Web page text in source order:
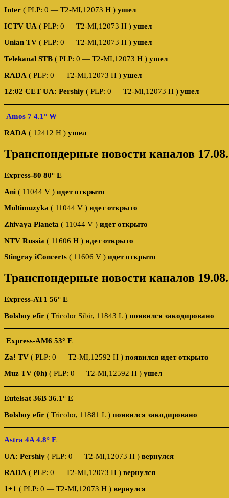
Inter ( PLP: 0 — T2-MI,12073 H ) ушел
ICTV UA ( PLP: 0 — T2-MI,12073 H ) ушел
Unian TV ( PLP: 0 — T2-MI,12073 H ) ушел
Telekanal STB ( PLP: 0 — T2-MI,12073 H ) ушел
RADA ( PLP: 0 — T2-MI,12073 H ) ушел
12:02 CET UA: Pershiy ( PLP: 0 — T2-MI,12073 H ) ушел
Amos 7 4.1° W
RADA ( 12412 Н ) ушел
Транспондерные новости каналов
Express-80 80° E
Ani ( 11044 V ) идет открыто
Multimuzyka ( 11044 V ) идет открыто
Zhivaya Planeta ( 11044 V ) идет открыто
NTV Russia ( 11606 Н ) идет открыто
Stingray iConcerts ( 11606 V ) идет открыто
Транспондерные новости каналов
Express-AT1 56° E
Bolshoy efir ( Tricolor Sibir, 11843 L ) появился закодировано
Express-AM6 53° E
Za! TV ( PLP: 0 — T2-MI,12592 Н ) появился идет открыто
Muz TV (0h) ( PLP: 0 — T2-MI,12592 Н ) ушел
Eutelsat 36B 36.1° E
Bolshoy efir ( Tricolor, 11881 L ) появился закодировано
Astra 4A 4.8° E
UA: Pershiy ( PLP: 0 — T2-MI,12073 H ) вернулся
RADA ( PLP: 0 — T2-MI,12073 H ) вернулся
1+1 ( PLP: 0 — T2-MI,12073 H ) вернулся